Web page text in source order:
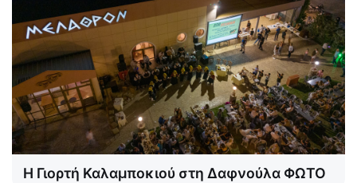
Η Γιορτή Καλαμποκιού στη Δαφνούλα ΦΩΤΟ